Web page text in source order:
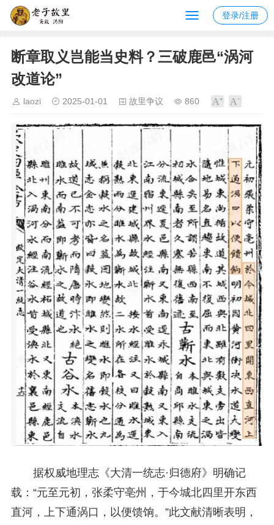
登录/注册
断章取义岂能当史料？三破鹿邑“涡河
改道论”
laozi 2025-01-01 故里争议 860
据权威地理志《大清一统志·归德府》明确记
载：“元至元初，张柔守亳州，于今城北四里开东西
直河，上下通涡口，以便馈饷。”此文献清晰表明，